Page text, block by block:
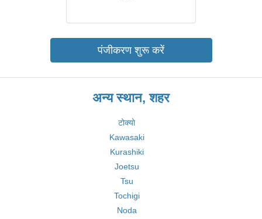
पंजीकरण शुरू करें
अन्य स्थान, शहर
टोक्यो
Kawasaki
Kurashiki
Joetsu
Tsu
Tochigi
Noda